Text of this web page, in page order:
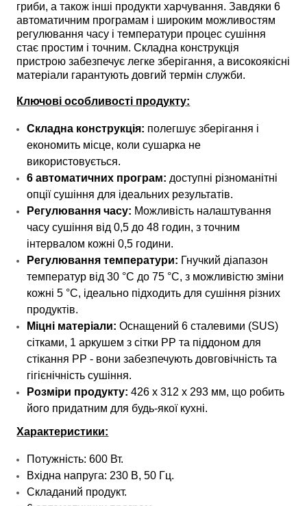
гриби, а також інші продукти харчування. Завдяки 6
автоматичним програмам і широким можливостям
регулювання часу і температури процес сушіння
стає простим і точним. Складна конструкція
пристрою забезпечує легке зберігання, а високоякісні
матеріали гарантують довгий термін служби.
Ключові особливості продукту:
Складна конструкція: полегшує зберігання і
економить місце, коли сушарка не
використовується.
6 автоматичних програм: доступні різноманітні
опції сушіння для ідеальних результатів.
Регулювання часу: Можливість налаштування
часу сушіння від 0,5 до 48 годин, з точним
інтервалом кожні 0,5 години.
Регулювання температури: Гнучкий діапазон
температур від 30 °C до 75 °C, з можливістю зміни
кожні 5 °C, ідеально підходить для сушіння різних
продуктів.
Міцні матеріали: Оснащений 6 сталевими (SUS)
сітками, 1 аркушем з сітки PP та піддоном для
стікання PP - вони забезпечують довговічність та
гігієнічність сушіння.
Розміри продукту: 426 x 312 x 293 мм, що робить
його придатним для будь-якої кухні.
Характеристики:
Потужність: 600 Вт.
Вхідна напруга: 230 В, 50 Гц.
Складаний продукт.